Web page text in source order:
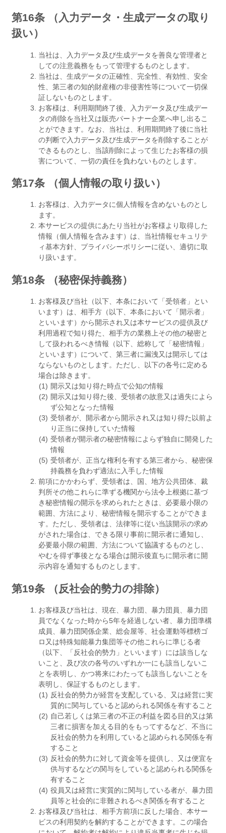
第16条 （入力データ・生成データの取り
扱い）
当社は、入力データ及び生成データを善良な管理者と
しての注意義務をもって管理するものとします。
当社は、生成データの正確性、完全性、有効性、安全
性、第三者の知的財産権の非侵害性等について一切保
証しないものとします。
お客様は、利用期間終了後、入力データ及び生成デー
タの削除を当社又は販売パートナー企業へ申し出るこ
とができます。なお、当社は、利用期間終了後に当社
の判断で入力データ及び生成データを削除することが
できるものとし、当該削除によって生じたお客様の損
害について、一切の責任を負わないものとします。
第17条 （個人情報の取り扱い）
お客様は、入力データに個人情報を含めないものとし
ます。
本サービスの提供にあたり当社がお客様より取得した
情報（個人情報を含みます）は、当社情報セキュリテ
ィ基本方針、プライバシーポリシーに従い、適切に取
り扱います。
第18条 （秘密保持義務）
お客様及び当社（以下、本条において「受領者」とい
います）は、相手方（以下、本条において「開示者」
といいます）から開示され又は本サービスの提供及び
利用過程で知り得た、相手方の業務上その他の秘密と
して扱われるべき情報（以下、総称して「秘密情報」
といいます）について、第三者に漏洩又は開示しては
ならないものとします。ただし、以下の各号に定める
場合は除きます。
開示又は知り得た時点で公知の情報
開示又は知り得た後、受領者の故意又は過失によら
ず公知となった情報
受領者が、開示者から開示され又は知り得た以前よ
り正当に保持していた情報
受領者が開示者の秘密情報によらず独自に開発した
情報
受領者が、正当な権利を有する第三者から、秘密保
持義務を負わず適法に入手した情報
前項にかかわらず、受領者は、国、地方公共団体、裁
判所その他これらに準ずる機関から法令上根拠に基づ
き秘密情報の開示を求められたときは、必要最小限の
範囲、方法により、秘密情報を開示することができま
す。ただし、受領者は、法律等に従い当該開示の求め
がされた場合は、できる限り事前に開示者に通知し、
必要最小限の範囲、方法について協議するものとし、
やむを得ず事後となる場合は開示後直ちに開示者に開
示内容を通知するものとします。
第19条 （反社会的勢力の排除）
お客様及び当社は、現在、暴力団、暴力団員、暴力団
員でなくなった時から5年を経過しない者、暴力団準構
成員、暴力団関係企業、総会屋等、社会運動等標榜ゴ
ロ又は特殊知能暴力集団等その他これらに準じる者
（以下、「反社会的勢力」といいます）には該当しな
いこと、及び次の各号のいずれか一にも該当しないこ
とを表明し、かつ将来にわたっても該当しないことを
表明し、保証するものとします。
反社会的勢力が経営を支配している、又は経営に実
質的に関与していると認められる関係を有すること
自己若しくは第三者の不正の利益を図る目的又は第
三者に損害を加える目的をもってするなど、不当に
反社会的勢力を利用していると認められる関係を有
すること
反社会的勢力に対して資金等を提供し、又は便宜を
供与するなどの関与をしていると認められる関係を
有すること
役員又は経営に実質的に関与している者が、暴力団
員等と社会的に非難されるべき関係を有すること
お客様及び当社は、相手方前項に反した場合、本サー
ビスの利用契約を解約することができます。この場合